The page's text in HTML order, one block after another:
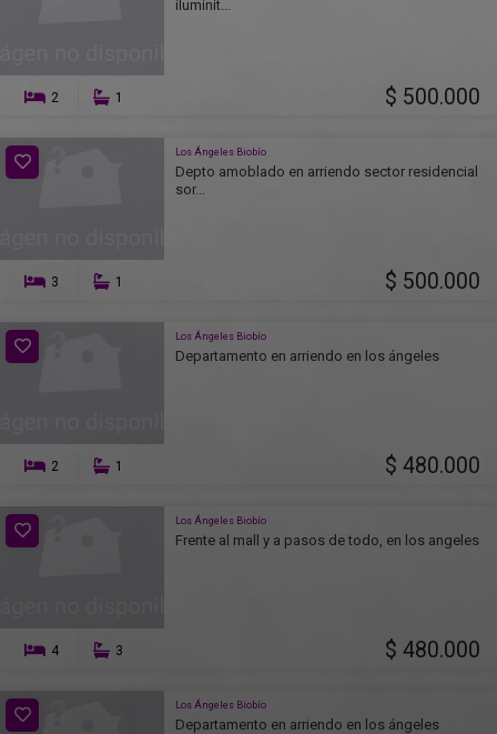
iluminit...
2 1 $ 500.000
Los Ángeles Biobío
Depto amoblado en arriendo sector residencial
sor...
3 1 $ 500.000
Los Ángeles Biobío
Departamento en arriendo en los ángeles
2 1 $ 480.000
Los Ángeles Biobío
Frente al mall y a pasos de todo, en los angeles
4 3 $ 480.000
Los Ángeles Biobío
Departamento en arriendo en los ángeles